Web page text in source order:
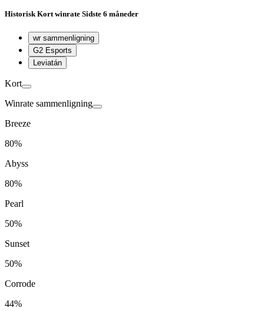
Historisk Kort winrate Sidste 6 måneder
wr sammenligning
G2 Esports
Leviatán
Kort
Winrate sammenligning
Breeze
80%
Abyss
80%
Pearl
50%
Sunset
50%
Corrode
44%